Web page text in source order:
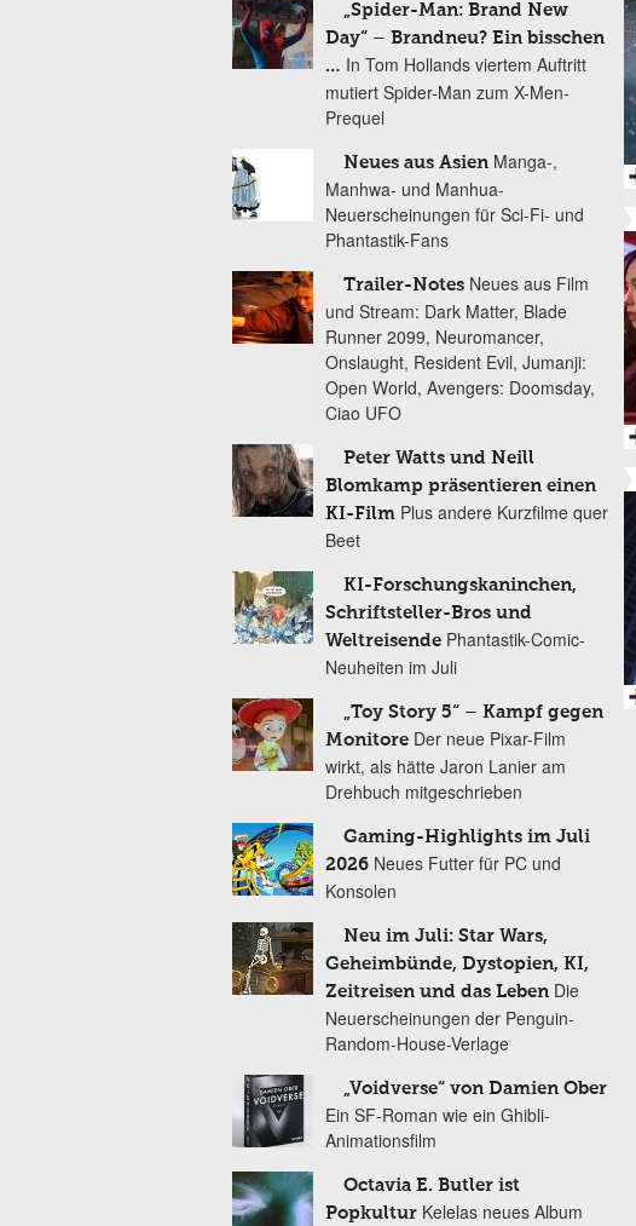
„Spider-Man: Brand New
Day“ – Brandneu? Ein bisschen
… In Tom Hollands viertem Auftritt
mutiert Spider-Man zum X-Men-
Prequel
Neues aus Asien Manga-,
Manhwa- und Manhua-
Neuerscheinungen für Sci-Fi- und
Phantastik-Fans
Trailer-Notes Neues aus Film
und Stream: Dark Matter, Blade
Runner 2099, Neuromancer,
Onslaught, Resident Evil, Jumanji:
Open World, Avengers: Doomsday,
Ciao UFO
Peter Watts und Neill
Blomkamp präsentieren einen
KI-Film Plus andere Kurzfilme quer
Beet
KI-Forschungskaninchen,
Schriftsteller-Bros und
Weltreisende Phantastik-Comic-
Neuheiten im Juli
„Toy Story 5“ – Kampf gegen
Monitore Der neue Pixar-Film
wirkt, als hätte Jaron Lanier am
Drehbuch mitgeschrieben
Gaming-Highlights im Juli
2026 Neues Futter für PC und
Konsolen
Neu im Juli: Star Wars,
Geheimbünde, Dystopien, KI,
Zeitreisen und das Leben Die
Neuerscheinungen der Penguin-
Random-House-Verlage
„Voidverse“ von Damien Ober
Ein SF-Roman wie ein Ghibli-
Animationsfilm
Octavia E. Butler ist
Popkultur Kelelas neues Album